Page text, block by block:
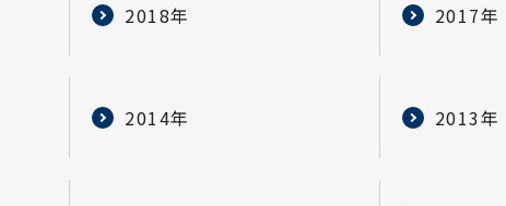
2018年 2017年
2014年 2013年